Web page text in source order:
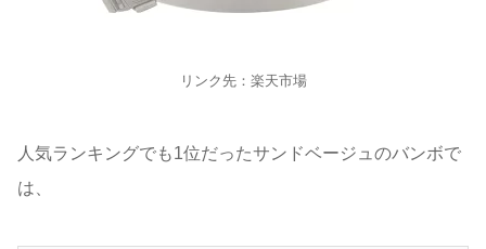
リンク先：楽天市場
人気ランキングでも1位だったサンドベージュのバンボで
は、